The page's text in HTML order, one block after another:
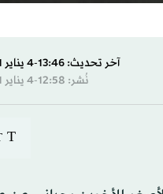
آخر تحديث: 13:46-4 يناير 2021 م ـ 21 جمادي الأول 1442 هـ
نُشر: 12:58-4 يناير 2021 م ـ 21 جمادي الأول 1442 هـ
T